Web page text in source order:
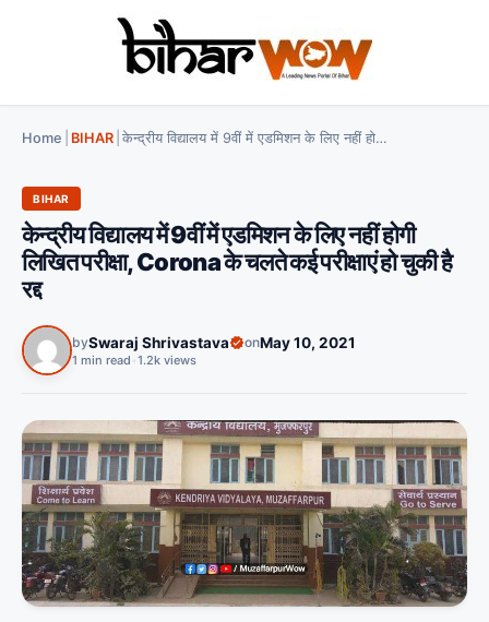
Home BIHAR केन्द्रीय विद्यालय में 9वीं में एडमिशन के लिए नहीं होगी लिखित परीक्षा, Corona के चलते कई परीक्षाएं हो चुकी है रद्द
BIHAR
केन्द्रीय विद्यालय में 9वीं में एडमिशन के लिए नहीं होगी
लिखित परीक्षा, Corona के चलते कई परीक्षाएं हो चुकी है
रद्द
bySwaraj Shrivastava onMay 10, 2021
1 min read 1.2k views